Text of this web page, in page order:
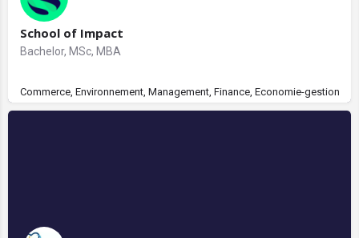
School of Impact
Bachelor, MSc, MBA
Commerce, Environnement, Management, Finance, Economie-gestion,